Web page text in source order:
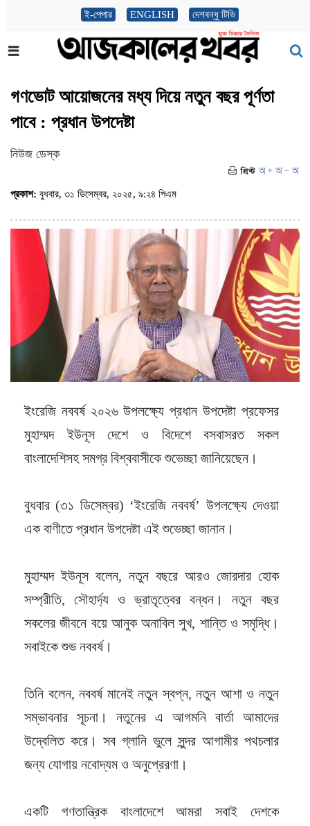
ই-পেপার ENGLISH দেশবন্ধু টিভি
গণভোট আয়োজনের মধ্য দিয়ে নতুন বছর পূর্ণতা
পাবে : প্রধান উপদেষ্টা
নিউজ ডেস্ক
প্রকাশ: বুধবার, ৩১ ডিসেম্বর, ২০২৫, ৯:২৪ পিএম
ইংরেজি নববর্ষ ২০২৬ উপলক্ষ্যে প্রধান উপদেষ্টা প্রফেসর
মুহাম্মদ ইউনূস দেশে ও বিদেশে বসবাসরত সকল
বাংলাদেশিসহ সমগ্র বিশ্ববাসীকে শুভেচ্ছা জানিয়েছেন।
বুধবার (৩১ ডিসেম্বর) ‘ইংরেজি নববর্ষ’ উপলক্ষ্যে দেওয়া
এক বাণীতে প্রধান উপদেষ্টা এই শুভেচ্ছা জানান।
মুহাম্মদ ইউনূস বলেন, নতুন বছরে আরও জোরদার হোক
সম্প্রীতি, সৌহার্দ্য ও ভ্রাতৃত্বের বন্ধন। নতুন বছর
সকলের জীবনে বয়ে আনুক অনাবিল সুখ, শান্তি ও সমৃদ্ধি।
সবাইকে শুভ নববর্ষ।
তিনি বলেন, নববর্ষ মানেই নতুন স্বপ্ন, নতুন আশা ও নতুন
সম্ভাবনার সূচনা। নতুনের এ আগমনি বার্তা আমাদের
উদ্বেলিত করে। সব গ্লানি ভুলে সুন্দর আগামীর পথচলার
জন্য যোগায় নবোদ্যম ও অনুপ্রেরণা।
একটি গণতান্ত্রিক বাংলাদেশে আমরা সবাই দেশকে